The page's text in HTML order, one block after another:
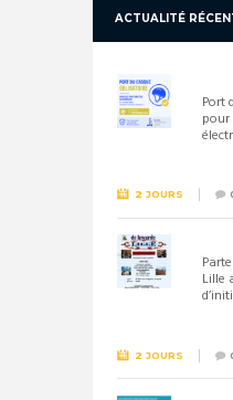
ACTUALITÉ
Port
2 JOURS
Lille
2 JOURS